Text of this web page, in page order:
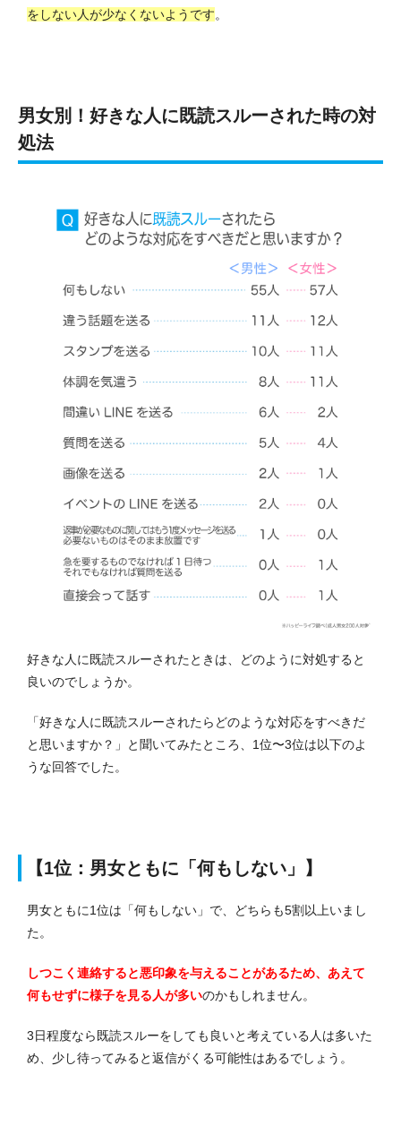
をしない人が少なくないようです。
男女別！好きな人に既読スルーされた時の対
処法
好きな人に既読スルーされたときは、どのように対処すると
良いのでしょうか。
「好きな人に既読スルーされたらどのような対応をすべきだ
と思いますか？」と聞いてみたところ、1位〜3位は以下のよ
うな回答でした。
【1位：男女ともに「何もしない」】
男女ともに1位は「何もしない」で、どちらも5割以上いまし
た。
しつこく連絡すると悪印象を与えることがあるため、あえて
何もせずに様子を見る人が多いのかもしれません。
3日程度なら既読スルーをしても良いと考えている人は多いた
め、少し待ってみると返信がくる可能性はあるでしょう。